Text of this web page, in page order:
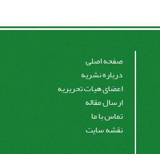
صفحه اصلی
درباره نشریه
اعضای هیات تحریریه
ارسال مقاله
تماس با ما
نقشه سایت